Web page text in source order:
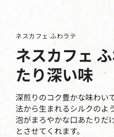
ネスカフェ ふわラテ
ネスカフェ
たり深い味
深煎りのコク豊かな味わい
法から生まれるシルクのよ
泡がまろやかな口あたりだ
とさせてくれます。